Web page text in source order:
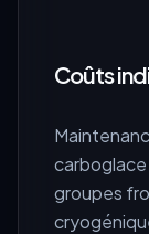
Coûts
groupes